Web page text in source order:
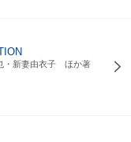
・新妻由衣子 ほか著